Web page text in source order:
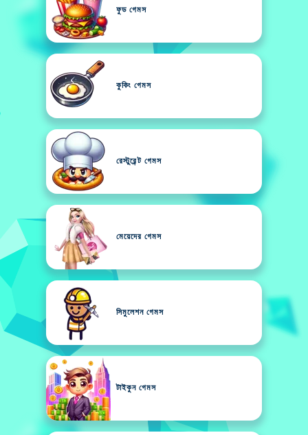
ফুড গেমস
কুকিং গেমস
রেস্টুরেন্ট গেমস
মেয়েদের গেমস
সিমুলেশন গেমস
টাইকুন গেমস